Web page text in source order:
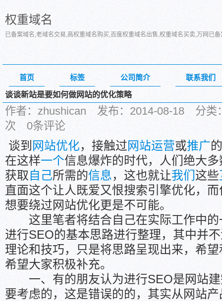
权重域名
已备案域名,老域名交易,高权重域名购买,百度权重域名出售,权重域名买卖,万网已
首页 标签 公司简介 联系我们
谈谈新站是要如何做网站的优化策略
作者：zhushican 发布：2014-08-18 分
次 0条评论
谈到 网站优化，接触过网站运营或推广
在这样一个信息爆炸的时代，人们绝大
获取自己所需的信息 ，这也就让我们 这些
直面这个让人既爱又恨搜索引擎优化，
想要绕过网站优化更是不可能。
这里笔者将结合自己在实际工作中的
进行SEO的基本思路进行整理，其中并
理论和技巧，只是将思路呈现出来，希
希望大家积极补充。
一、有的朋友认为进行SEO是网站建
要考虑的，这是错误的的，其实从网站